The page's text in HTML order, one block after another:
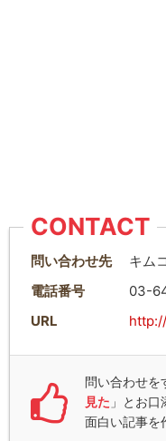
CONTACT
問い合わせ先
キム
電話番号
03-
URL
問い合わせを
見た 」とお
面白い記事を